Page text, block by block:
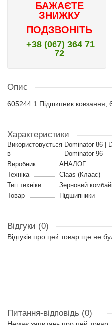
БАЖАЄТЕ
ЗНИЖКУ
ПОДЗВОНІТЬ
+38 (067) 364 71
72
Опис
605244.1 Підшипник ковзання,
Характеристики
Використовується
в
Dominator 86 |
Dominator 96
Виробник
АНАЛОГ
Техніка
Claas (Клаас)
Тип техніки
Зерновий
Товар
Підшипники
Відгуки (0)
Відгуків про цей товар ще не
Питання-відповідь (0)